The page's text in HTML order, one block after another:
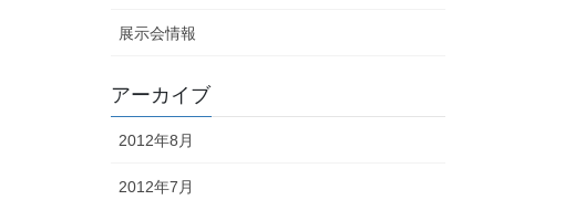
展示会情報
アーカイブ
2012年8月
2012年7月